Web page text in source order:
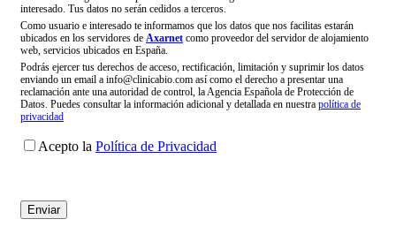
interesado. Tus datos no serán cedidos a terceros.
Como usuario e interesado te informamos que los datos que nos facilitas estarán
ubicados en los servidores de Axarnet como proveedor del servidor de alojamiento
web, servicios ubicados en España.
Podrás ejercer tus derechos de acceso, rectificación, limitación y suprimir los datos
enviando un email a info@clinicabio.com así como el derecho a presentar una
reclamación ante una autoridad de control, la Agencia Española de Protección de
Datos. Puedes consultar la información adicional y detallada en nuestra política de
privacidad
Acepto la Política de Privacidad